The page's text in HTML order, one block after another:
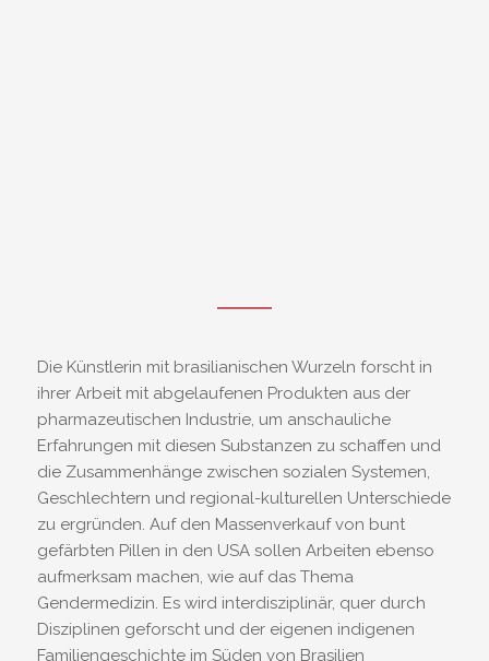
Die Künstlerin mit brasilianischen Wurzeln forscht in
ihrer Arbeit mit abgelaufenen Produkten aus der
pharmazeutischen Industrie, um anschauliche
Erfahrungen mit diesen Substanzen zu schaffen und
die Zusammenhänge zwischen sozialen Systemen,
Geschlechtern und regional-kulturellen Unterschiede
zu ergründen. Auf den Massenverkauf von bunt
gefärbten Pillen in den USA sollen Arbeiten ebenso
aufmerksam machen, wie auf das Thema
Gendermedizin. Es wird interdisziplinär, quer durch
Disziplinen geforscht und der eigenen indigenen
Familiengeschichte im Süden von Brasilien